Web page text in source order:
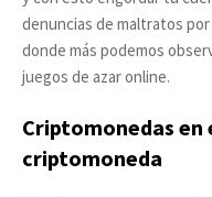
denuncias de maltratos
donde más podemos
juegos de azar online.
Criptomonedas en
criptomoneda